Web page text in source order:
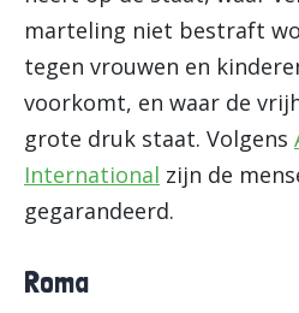
marteling niet bestraft
tegen vrouwen en
voorkomt, en waar de
grote druk staat. Volgens
International zijn de
gegarandeerd.
Roma